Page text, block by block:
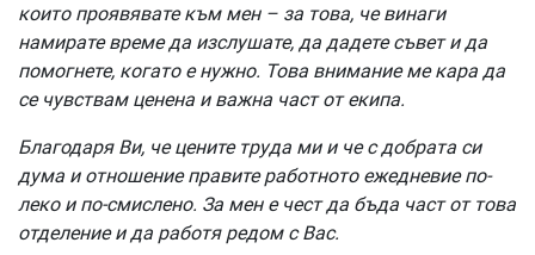
които проявявате към мен – за това, че винаги
намирате време да изслушате, да дадете съвет и да
помогнете, когато е нужно. Това внимание ме кара да
се чувствам ценена и важна част от екипа.
Благодаря Ви, че цените труда ми и че с добрата си
дума и отношение правите работното ежедневие по-
леко и по-смислено. За мен е чест да бъда част от това
отделение и да работя редом с Вас.